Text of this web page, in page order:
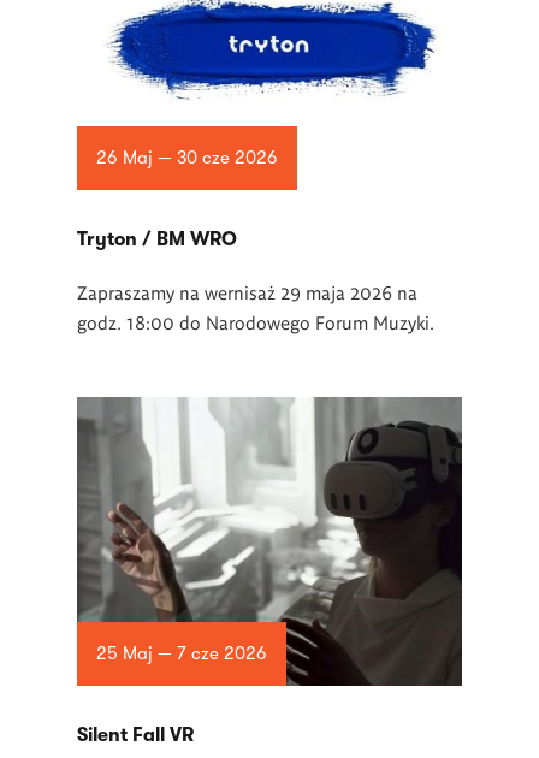
26 Maj — 30 cze 2026
Tryton / BM WRO
Zapraszamy na wernisaż 29 maja 2026 na
godz. 18:00 do Narodowego Forum Muzyki.
25 Maj — 7 cze 2026
Silent Fall VR